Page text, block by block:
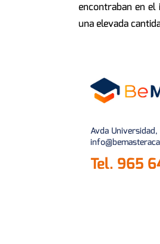
encontraban en el
una elevada
Avda Universidad,
Tel. 965